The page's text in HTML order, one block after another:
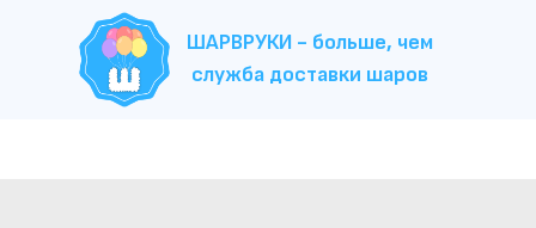
ШАРВРУКИ - больше, чем
служба доставки шаров